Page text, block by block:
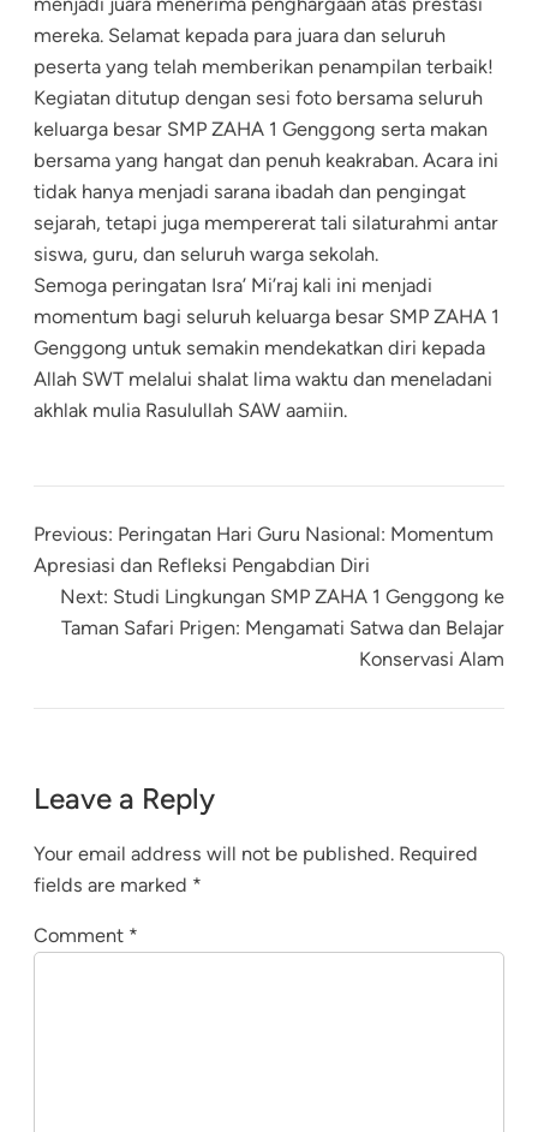
mereka. Selamat kepada para juara dan seluruh
peserta yang telah memberikan penampilan terbaik!
Kegiatan ditutup dengan sesi foto bersama seluruh
keluarga besar SMP ZAHA 1 Genggong serta makan
bersama yang hangat dan penuh keakraban. Acara ini
tidak hanya menjadi sarana ibadah dan pengingat
sejarah, tetapi juga mempererat tali silaturahmi antar
siswa, guru, dan seluruh warga sekolah.
Semoga peringatan Isra’ Mi’raj kali ini menjadi
momentum bagi seluruh keluarga besar SMP ZAHA 1
Genggong untuk semakin mendekatkan diri kepada
Allah SWT melalui shalat lima waktu dan meneladani
akhlak mulia Rasulullah SAW aamiin.
Previous: Peringatan Hari Guru Nasional: Momentum
Apresiasi dan Refleksi Pengabdian Diri
Next: Studi Lingkungan SMP ZAHA 1 Genggong ke
Taman Safari Prigen: Mengamati Satwa dan Belajar
Konservasi Alam
Leave a Reply
Your email address will not be published. Required
fields are marked *
Comment *